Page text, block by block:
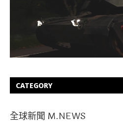
CATEGORY
全球新聞 M.NEWS